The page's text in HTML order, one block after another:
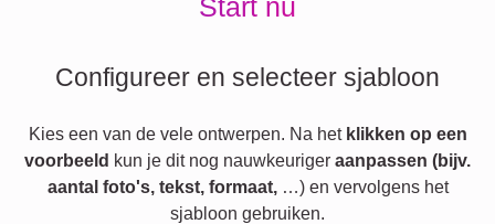
Start nu
Configureer en selecteer sjabloon
Kies een van de vele ontwerpen. Na het klikken op een
voorbeeld kun je dit nog nauwkeuriger aanpassen (bijv.
aantal foto's, tekst, formaat,…) en vervolgens het
sjabloon gebruiken.